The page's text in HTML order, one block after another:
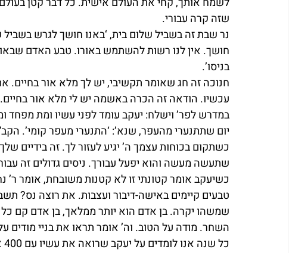
שזה קרה עבורי.
נר שבת זה בשביל שלום בית, ‘באנו חושך לגרש
חושך. אין לנו רשות להשתמש באורו. טבע האדם
בניסו’.
חנוכה זה חג שאומר תקשיבי, יש לך מלא אור בחיים.
עכשיו. הודאה זה הכרה באשמה יש לי מלא אור
במדרש לפר’ וישלח: יעקב עומד לפני עשיו ומת מפחד
יום שתתנערי מהעפר, שנא’: ‘התנערי מעפר קומי’.
כשתקום בכוחות עצמך ה’ יגיע לעזור לך. זה
שתעשה מעשה והוא יפעל עבורך. ניסים גדולים זה
כשיעקב אומר קטונתי זו לא קטנות משובחת, אומר ר’
טבעים קיימים באישה-דיבור ועצבות. את רוצה נס?
שמשהו יקרה. בן אדם הוא יותר ממלאך, בן אדם קם
השחר. מודה על הטוב. וה’ אומר תראו את בניי מודים